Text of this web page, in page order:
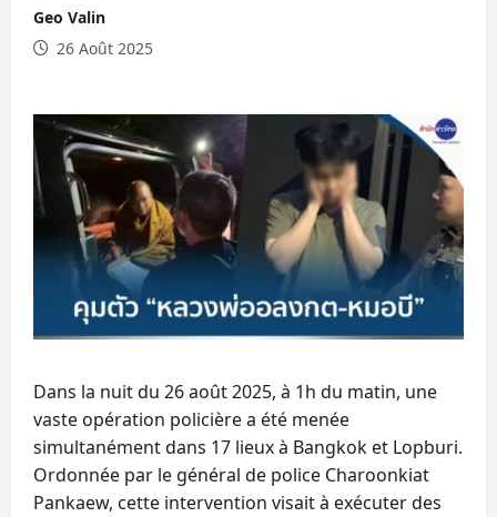
Geo Valin
26 Août 2025
Dans la nuit du 26 août 2025, à 1h du matin, une
vaste opération policière a été menée
simultanément dans 17 lieux à Bangkok et Lopburi.
Ordonnée par le général de police Charoonkiat
Pankaew, cette intervention visait à exécuter des